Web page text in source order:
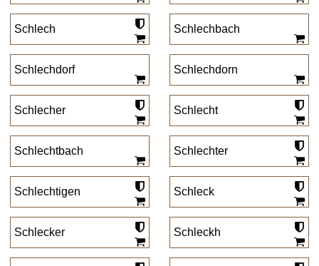
Schlech Schlechbach
Schlechdorf Schlechdorn
Schlecher Schlecht
Schlechtbach Schlechter
Schlechtigen Schleck
Schlecker Schleckh